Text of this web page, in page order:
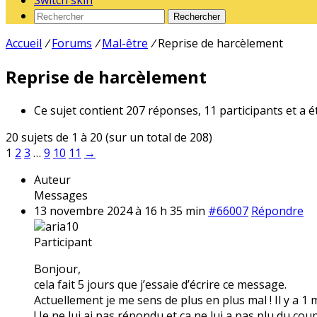
Rechercher
Accueil / Forums / Mal-être / Reprise de harcèlement
Reprise de harcèlement
Ce sujet contient 207 réponses, 11 participants et
20 sujets de 1 à 20 (sur un total de 208)
1 2 3 … 9 10 11 →
Auteur
Messages
13 novembre 2024 à 16 h 35 min #66007 Répondre
aria10
Participant
Bonjour,
cela fait 5 jours que j’essaie d’écrire ce message.
Actuellement je me sens de plus en plus mal ! Il y a 1